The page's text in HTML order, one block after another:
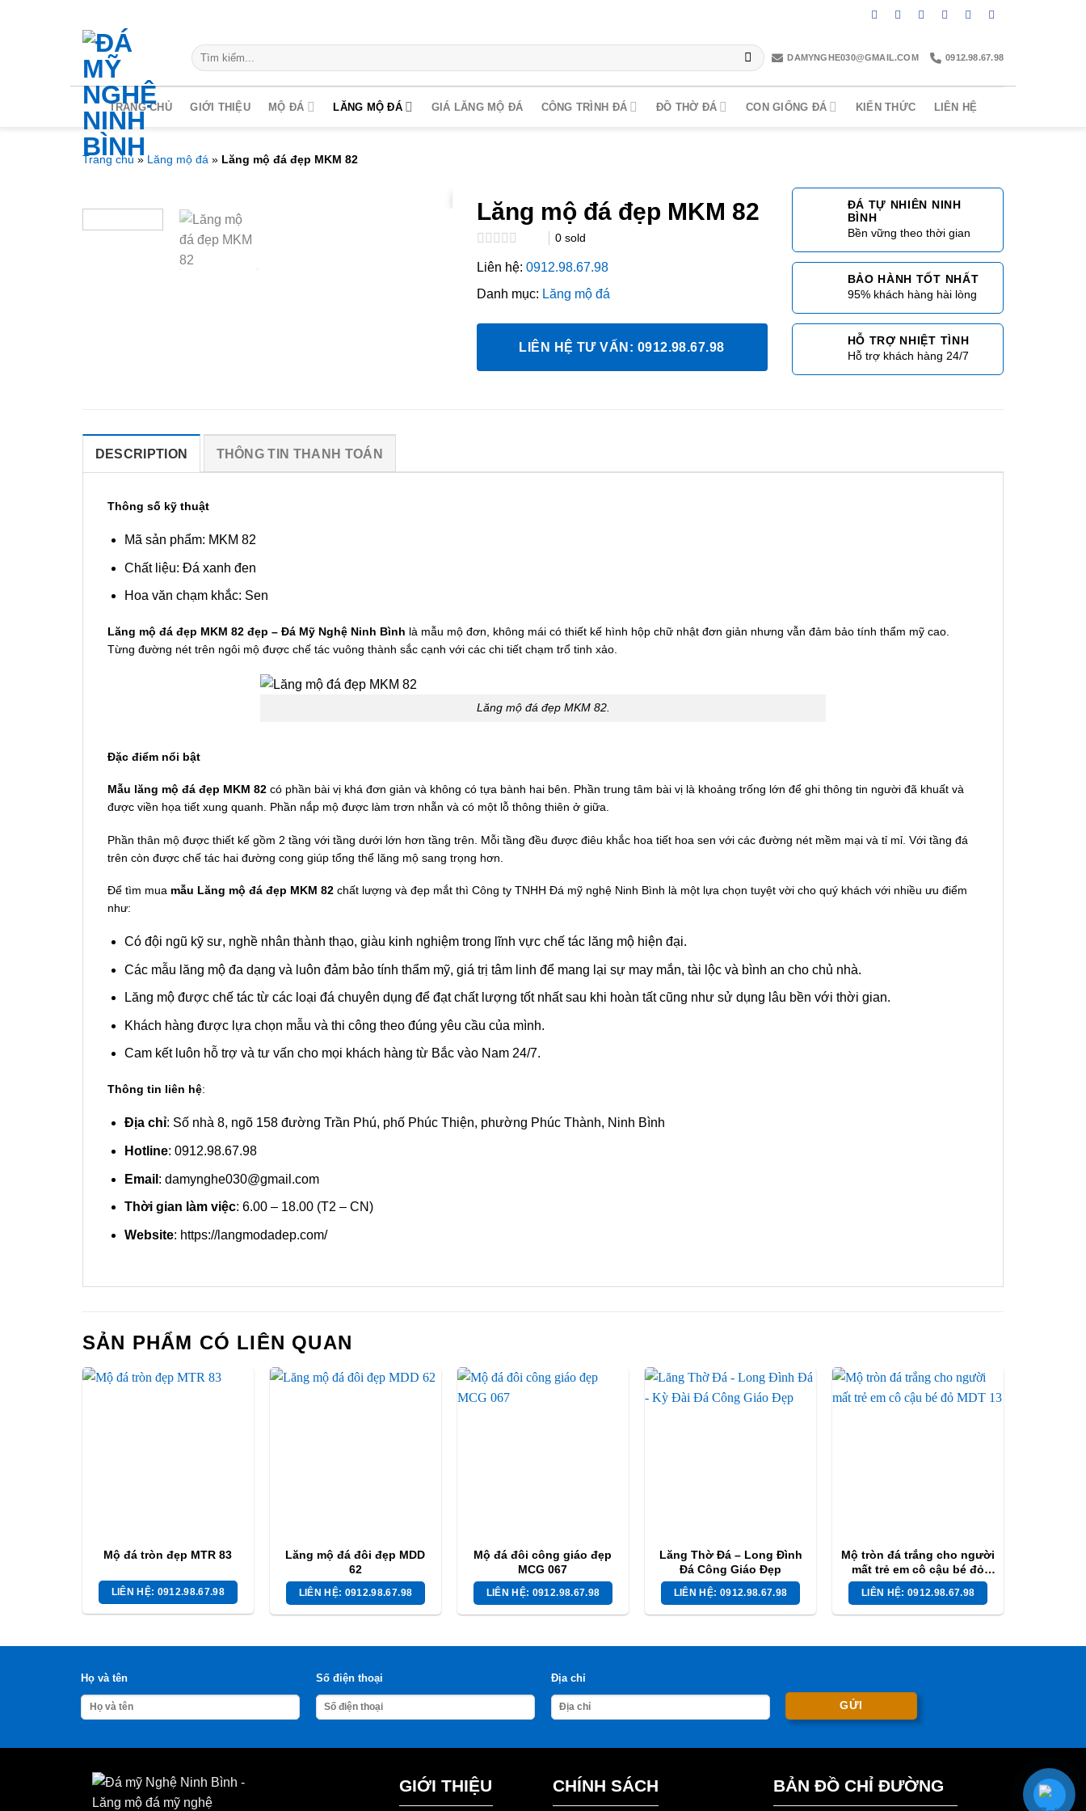
Search
for:
DAMYNGHE030@GMAIL.COM 0912.98.67.98
TRANG CHỦ GIỚI THIỆU MỘ ĐÁ LĂNG MỘ ĐÁ GIÁ LĂNG MỘ ĐÁ CÔNG TRÌNH ĐÁ ĐỒ THỜ ĐÁ CON GIỐNG ĐÁ KIẾN THỨC LIÊN HỆ
Trang chủ » Lăng mộ đá » Lăng mộ đá đẹp MKM 82
Lăng mộ đá đẹp MKM 82
0.0
of
0 sold
Liên hệ: 0912.98.67.98
Danh mục: Lăng mộ đá
LIÊN HỆ TƯ VẤN: 0912.98.67.98
ĐÁ TỰ NHIÊN NINH
BÌNH
Bền vững theo thời gian
BẢO HÀNH TỐT NHẤT
95% khách hàng hài lòng
HỖ TRỢ NHIỆT TÌNH
Hỗ trợ khách hàng 24/7
DESCRIPTION THÔNG TIN THANH TOÁN
Thông số kỹ thuật
Mã sản phẩm: MKM 82
Chất liệu: Đá xanh đen
Hoa văn chạm khắc: Sen
Lăng mộ đá đẹp MKM 82 đẹp – Đá Mỹ Nghệ Ninh Bình là mẫu mộ đơn, không mái có thiết kế hình hộp chữ nhật đơn giản nhưng vẫn đảm bảo tính thẩm mỹ cao.
Từng đường nét trên ngôi mộ được chế tác vuông thành sắc cạnh với các chi tiết chạm trổ tinh xảo.
Lăng mộ đá đẹp MKM 82.
Đặc điểm nổi bật
Mẫu lăng mộ đá đẹp MKM 82có phần bài vị khá đơn giản và không có tựa bành hai bên. Phần trung tâm bài vị là khoảng trống lớn để ghi thông tin người đã khuất và
được viền họa tiết xung quanh. Phần nắp mộ được làm trơn nhẵn và có một lỗ thông thiên ở giữa.
Phần thân mộ được thiết kế gồm 2 tầng với tầng dưới lớn hơn tầng trên. Mỗi tầng đều được điêu khắc hoa tiết hoa sen với các đường nét mềm mại và tỉ mỉ. Với tầng đá
trên còn được chế tác hai đường cong giúp tổng thể lăng mộ sang trọng hơn.
Để tìm mua mẫu Lăng mộ đá đẹp MKM 82chất lượng và đẹp mắt thì Công ty TNHH Đá mỹ nghệ Ninh Bình là một lựa chọn tuyệt vời cho quý khách với nhiều ưu điểm
như:
Có đội ngũ kỹ sư, nghề nhân thành thạo, giàu kinh nghiệm trong lĩnh vực chế tác lăng mộ hiện đại.
Các mẫu lăng mộ đa dạng và luôn đảm bảo tính thẩm mỹ, giá trị tâm linh để mang lại sự may mắn, tài lộc và bình an cho chủ nhà.
Lăng mộ được chế tác từ các loại đá chuyên dụng để đạt chất lượng tốt nhất sau khi hoàn tất cũng như sử dụng lâu bền với thời gian.
Khách hàng được lựa chọn mẫu và thi công theo đúng yêu cầu của mình.
Cam kết luôn hỗ trợ và tư vấn cho mọi khách hàng từ Bắc vào Nam 24/7.
Thông tin liên hệ:
Địa chỉ: Số nhà 8, ngõ 158 đường Trần Phú, phố Phúc Thiện, phường Phúc Thành, Ninh Bình
Hotline: 0912.98.67.98
Email : damynghe030@gmail.com
Thời gian làm việc: 6.00 – 18.00 (T2 – CN)
Website: https://langmodadep.com/
SẢN PHẨM CÓ LIÊN QUAN
Mộ đá tròn đẹp MTR 83
LIÊN HỆ: 0912.98.67.98
Lăng mộ đá đôi đẹp MDD
62
LIÊN HỆ: 0912.98.67.98
Mộ đá đôi công giáo đẹp
MCG 067
LIÊN HỆ: 0912.98.67.98
Lăng Thờ Đá – Long Đình
Đá Công Giáo Đẹp
LIÊN HỆ: 0912.98.67.98
Mộ tròn đá trắng cho người
mất trẻ em cô cậu bé đỏ
MDT 13
LIÊN HỆ: 0912.98.67.98
Họ và tên Số điện thoại Địa chỉ
GIỚI THIỆU CHÍNH SÁCH BẢN ĐỒ CHỈ ĐƯỜNG